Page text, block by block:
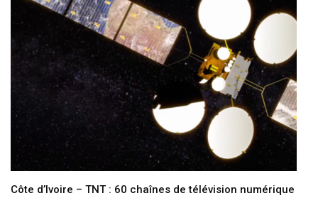
Côte d’Ivoire – TNT : 60 chaînes de télévision numérique